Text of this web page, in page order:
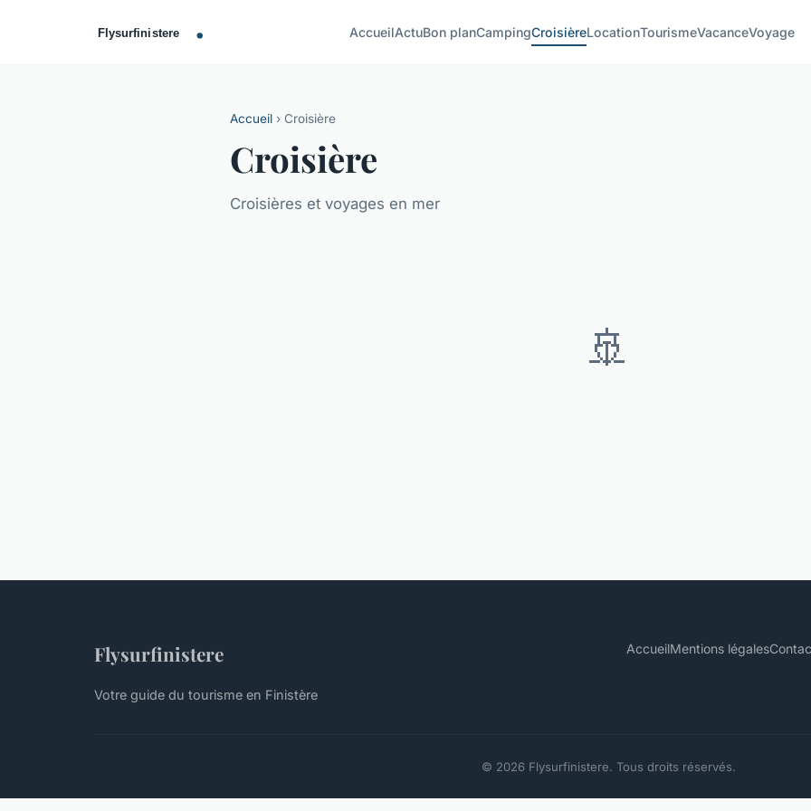
AccueilActuBon planCampingCroisièreLocationTourismeVacanceVoyage
Accueil › Croisière
Croisière
Croisières et voyages en mer
🚢
Flysurfinistere
Votre guide du tourisme en Finistère
AccueilMentions légales
© 2026 Flysurfinistere. Tous droits réservés.